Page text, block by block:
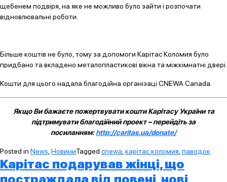
щебенем подвіря, на яке не можливо було зайти і розпочати
відновлювальні роботи.
Більше коштів не було, тому за допомоги Карітас Коломия було
придбано та вкладено металопластикові вікна та міжкімнатні двері.
Кошти для цього надала благодійна організаці CNEWA Canada.
Якщо Ви бажаєте пожертвувати кошти Карітасу України та
підтримувати благодійний проект – перейдіть за
посиланням:http://caritas.ua/donate/
Posted in News НовиниTagged cnewa карітас коломия паводок
Карітас подарував жінці, що